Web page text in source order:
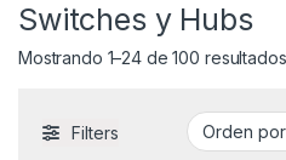
Switches y Hubs
Mostrando 1–24 de 100 resultados
Filters